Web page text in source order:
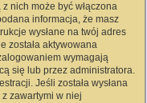
nich może być włączona
informacja, że masz
wysłane na twój adres
została aktywowana
wymagają
się lub przez administratora.
Jeśli została wysłana
zawartymi w niej